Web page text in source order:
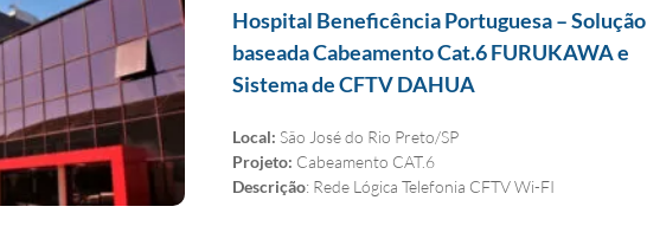
Hospital Beneficência Portuguesa – Solução
baseada Cabeamento Cat.6 FURUKAWA e
Sistema de CFTV DAHUA
Local: São José do Rio Preto/SP
Projeto: Cabeamento CAT.6
Descrição: Rede Lógica Telefonia CFTV Wi-FI